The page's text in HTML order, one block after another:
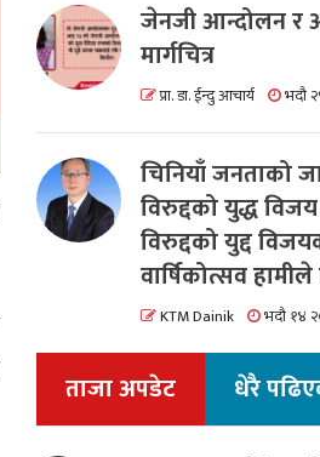
जेनजी आन्दोलन र
मार्गचित्र
प्रा. डा. ईन्दु आचार्य भदौ
चिनियाँ जनताको
विरुद्दको युद्ध विजय
विरुद्दको युद्द
वार्षिकोत्सव
KTM Dainik भदौ १४
ताजा अपडेट धेरै